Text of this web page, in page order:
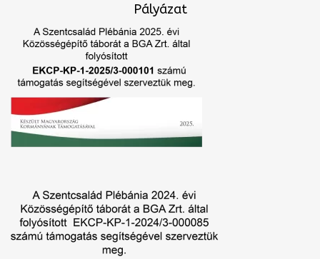
Pályázat